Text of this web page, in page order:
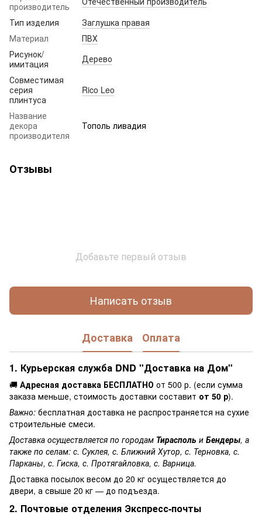
производитель
Тип изделия
Заглушка правая
Материал
ПВХ
Рисунок/
имитация
Дерево
Совместимая
серия
плинтуса
Rico Leo
Название
декора
производителя
Тополь ливадия
Отзывы
Добавьте первый отзыв
Написать отзыв
Доставка Оплата
1. Курьерская служба DND "Доставка на Дом"
🚚 Адресная доставка БЕСПЛАТНО от 500 р. (если сумма
заказа меньше, стоимость доставки составит от 50 р).
Важно: бесплатная доставка не распространяется на сухие
строительные смеси.
Доставка осуществляется по городам Тирасполь и Бендеры, а
также по селам: с. Суклея, с. Ближний Хутор, с. Терновка, с.
Парканы, с. Гиска, с. Протягайловка, с. Варница.
Доставка посылок весом до 20 кг осуществляется до
двери, а свыше 20 кг — до подъезда.
2. Почтовые отделения Экспресс-почты